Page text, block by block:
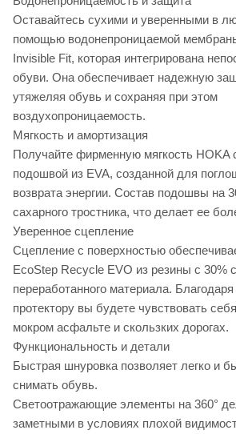
Оставайтесь сухими и уверенными в
помощью водонепроницаемой
Invisible Fit, которая интегрирована
обуви. Она обеспечивает надежную
утяжеляя обувь и сохраняя при этом
воздухопроницаемость.
Мягкость и амортизация
Получайте фирменную мягкость HOKA
подошвой из EVA, созданной для
возврата энергии. Состав подошвы на
сахарного тростника, что делает ее
Уверенное сцепление
Сцепление с поверхностью
EcoStep Recycle EVO из резины с 30%
переработанного материала.
протектору вы будете чувствовать
мокром асфальте и скользких дорогах.
Функциональность и детали
Быстрая шнуровка позволяет легко и
снимать обувь.
Светоотражающие элементы на 360°
заметными в условиях плохой